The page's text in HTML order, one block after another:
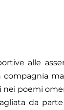
alle
nei poemi
da